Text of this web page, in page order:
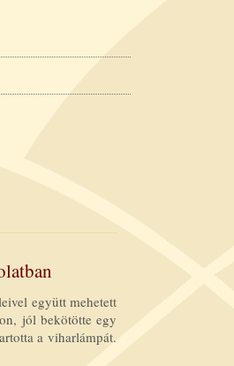
együtt mehetett
jól bekötötte egy
a viharlámpát.